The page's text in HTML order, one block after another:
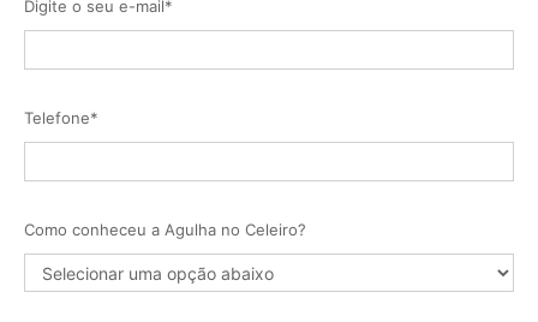
Digite o seu e-mail*
Telefone*
Como conheceu a Agulha no Celeiro?